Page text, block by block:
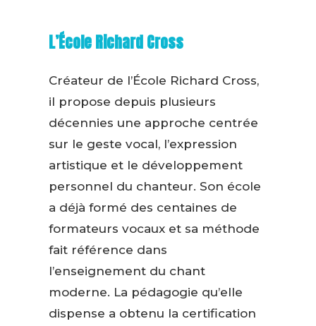
L’École Richard Cross
Créateur de l’École Richard Cross,
il propose depuis plusieurs
décennies une approche centrée
sur le geste vocal, l’expression
artistique et le développement
personnel du chanteur. Son école
a déjà formé des centaines de
formateurs vocaux et sa méthode
fait référence dans
l’enseignement du chant
moderne. La pédagogie qu’elle
dispense a obtenu la certification